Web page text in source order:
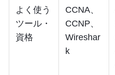
よく使う
ツール・
資格
CCNA、
CCNP、
Wireshar
k